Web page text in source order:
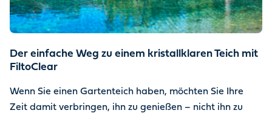
Der einfache Weg zu einem kristallklaren Teich mit
FiltoClear
Wenn Sie einen Gartenteich haben, möchten Sie Ihre
Zeit damit verbringen, ihn zu genießen – nicht ihn zu